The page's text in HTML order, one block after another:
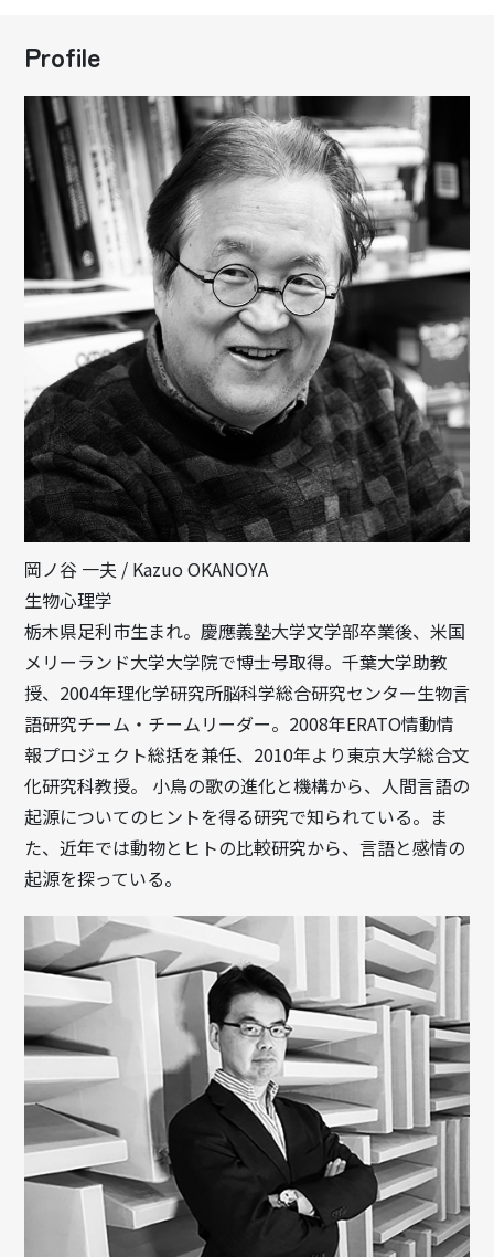
Profile
岡ノ谷 一夫 / Kazuo OKANOYA
生物心理学
栃木県足利市生まれ。慶應義塾大学文学部卒業後、米国
メリーランド大学大学院で博士号取得。千葉大学助教
授、2004年理化学研究所脳科学総合研究センター生物言
語研究チーム・チームリーダー。2008年ERATO情動情
報プロジェクト総括を兼任、2010年より東京大学総合文
化研究科教授。 小鳥の歌の進化と機構から、人間言語の
起源についてのヒントを得る研究で知られている。ま
た、近年では動物とヒトの比較研究から、言語と感情の
起源を探っている。